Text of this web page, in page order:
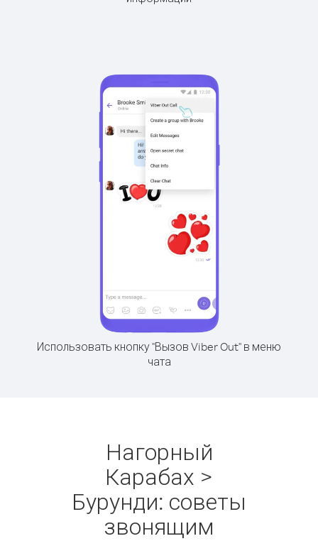
Использовать кнопку "Вызов Viber Out" в меню
чата
Нагорный
Карабах >
Бурунди: советы
звонящим